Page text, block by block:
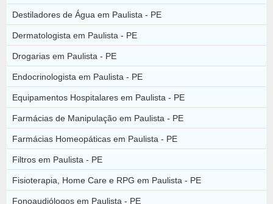
Destiladores de Água em Paulista - PE
Dermatologista em Paulista - PE
Drogarias em Paulista - PE
Endocrinologista em Paulista - PE
Equipamentos Hospitalares em Paulista - PE
Farmácias de Manipulação em Paulista - PE
Farmácias Homeopáticas em Paulista - PE
Filtros em Paulista - PE
Fisioterapia, Home Care e RPG em Paulista - PE
Fonoaudiólogos em Paulista - PE